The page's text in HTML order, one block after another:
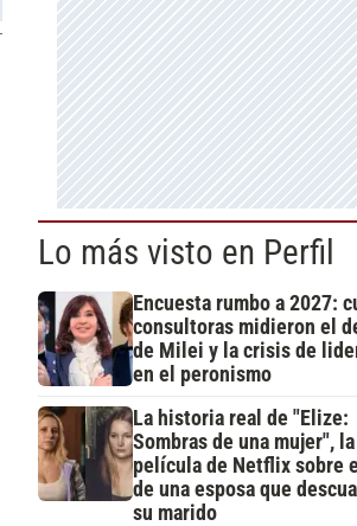
Lo más visto en Perfil
Encuesta rumbo a 2027:
consultoras midieron el
de Milei y la crisis de
en el peronismo
La historia real de "Elize:
Sombras de una mujer",
película de Netflix sobre
de una esposa que
su marido